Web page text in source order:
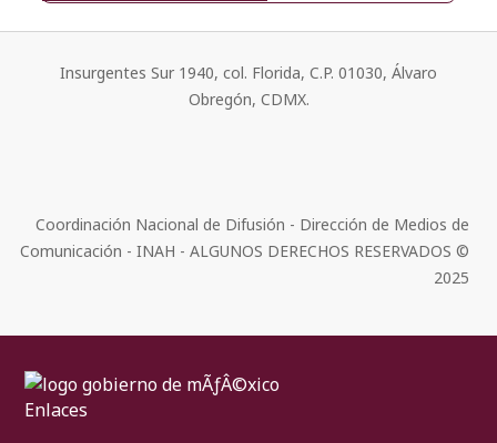
Insurgentes Sur 1940, col. Florida, C.P. 01030, Álvaro
Obregón, CDMX.
Coordinación Nacional de Difusión - Dirección de Medios de
Comunicación - INAH - ALGUNOS DERECHOS RESERVADOS ©
2025
Enlaces